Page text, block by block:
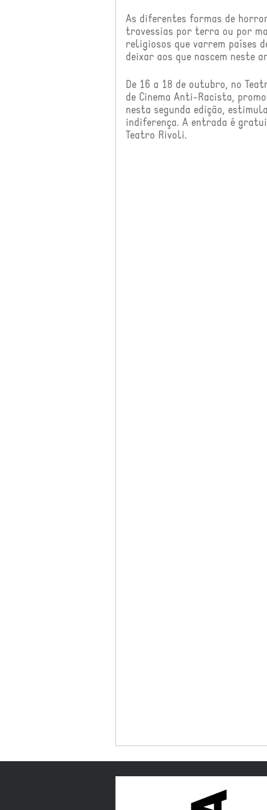
As diferentes formas de
travessias por terra ou por
religiosos que varrem paí­ses
deixar aos que nascem neste
De 16 a 18 de outubro, no
de Cinema Anti-Racista,
nesta segunda edição,
indiferença. A entrada é
Teatro Rivoli.